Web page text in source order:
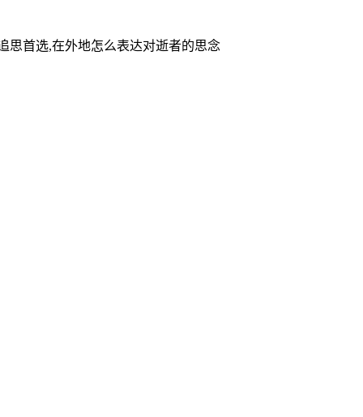
思首选,在外地怎么表达对逝者的思念